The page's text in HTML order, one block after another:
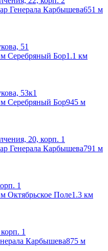
Генерала Карбышева651 м
51
м Серебряный Бор1.1 км
53к1
м Серебряный Бор945 м
20, корп. 1
Генерала Карбышева791 м
1
Октябрьское Поле1.3 км
1
Карбышева875 м